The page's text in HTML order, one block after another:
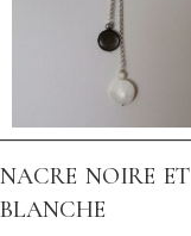
nacre noire et
blanche